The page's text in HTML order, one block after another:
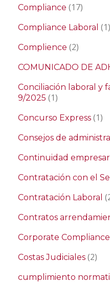
Compliance (17)
Compliance Laboral (1)
Complience (2)
COMUNICADO DE
Conciliación laboral y
9/2025 (1)
Concurso Express (1)
Consejos de
Continuidad
Contratación con el
Contratación Laboral
Contratos
Corporate Compliance
Costas Judiciales (2)
cumplimiento